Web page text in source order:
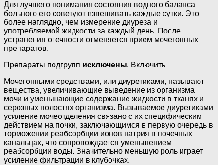
Для лучшего понимания состояния водного баланса
больного его советуют взвешивать каждые сутки. Это
более наглядно, чем измерение диуреза и
употребляемой жидкости за каждый день. После
устранения отечности отменяется прием мочегонных
препаратов.
Препараты подгрупп исключены. Включить
Мочегонными средствами, или диуретиками, называют
вещества, увеличивающие выведение из организма
мочи и уменьшающие содержание жидкости в тканях и
серозных полостях организма. Вызываемое диуретиками
усиление мочеотделения связано с их специфическим
действием на почки, заключающимся в первую очередь в
торможении реабсорбции ионов натрия в почечных
канальцах, что сопровождается уменьшением
реабсорбции воды. Значительно меньшую роль играет
усиление фильтрации в клубочках.